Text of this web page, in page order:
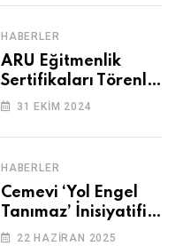
HABERLER
ARU Eğitmenlik
Sertifikaları Törenle
Alındı
31 EKIM 2024
HABERLER
Cemevi ‘Yol Engel
Tanımaz’ İnisiyatifi
2. Kez Buluştu
22 HAZIRAN 2025